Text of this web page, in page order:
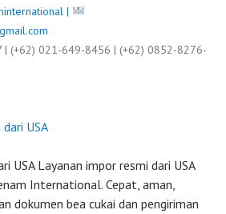
|
| (+62) 021-649-8456 | (+62) 0852-8276-
USA Layanan impor resmi dari USA
International. Cepat, aman,
dokumen bea cukai dan pengiriman